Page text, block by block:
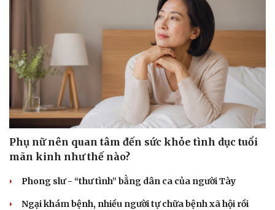
Phụ nữ nên quan tâm đến sức khỏe tình dục tuổi
mãn kinh như thế nào?
Phong slư - “thư tình” bằng dân ca của người Tày
Ngại khám bệnh, nhiều người tự chữa bệnh xã hội rồi